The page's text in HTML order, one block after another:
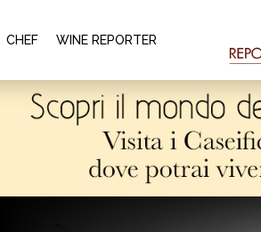
CHEF WINE REPORTER